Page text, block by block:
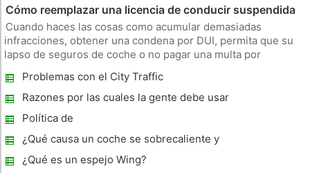
Cómo reemplazar una licencia de conducir suspendida
Cuando haces las cosas como acumular demasiadas
infracciones, obtener una condena por DUI, permita que su
lapso de seguros de coche o no pagar una multa por
Esto significa que no se puede conducir legalmente hasta que
tenga su licencia reempla
Problemas con el City Traffic
Razones por las cuales la gente debe usar
cinturones de seguridad
Política de
¿Qué causa un coche se sobrecaliente y
perder Dirección Asistida?
¿Qué es un espejo Wing?